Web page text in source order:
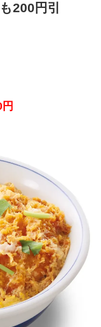
200円引